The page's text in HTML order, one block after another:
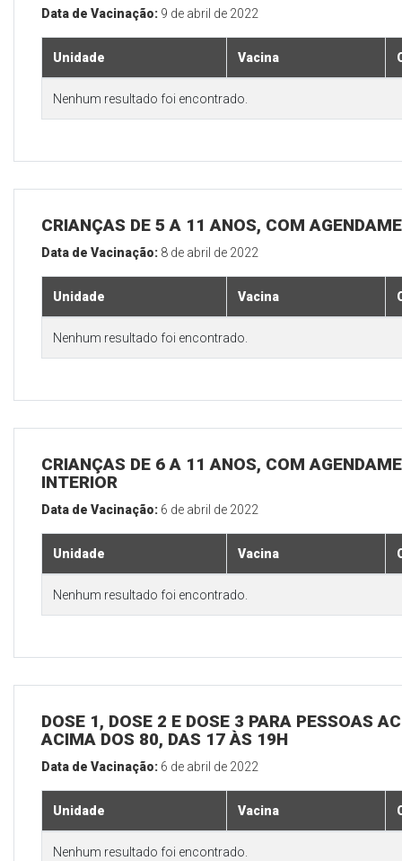
Data de Vacinação: 9 de abril de 2022
Unidade Vacina
Nenhum resultado foi encontrado.
CRIANÇAS DE 5 A 11 ANOS, COM
Data de Vacinação: 8 de abril de 2022
Unidade Vacina
Nenhum resultado foi encontrado.
CRIANÇAS DE 6 A 11 ANOS, COM
INTERIOR
Data de Vacinação: 6 de abril de 2022
Unidade Vacina
Nenhum resultado foi encontrado.
DOSE 1, DOSE 2 E DOSE 3 PARA PESSOAS
ACIMA DOS 80, DAS 17 ÀS 19H
Data de Vacinação: 6 de abril de 2022
Unidade Vacina
Nenhum resultado foi encontrado.